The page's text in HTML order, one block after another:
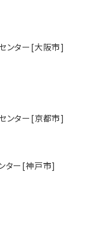
ンター[大阪市]
ンター[京都市]
ター[神戸市]